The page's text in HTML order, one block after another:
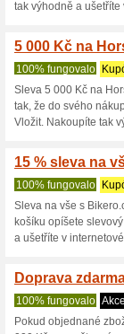
50
Black
Sleva